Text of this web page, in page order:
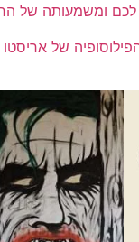
ומשמעותה של